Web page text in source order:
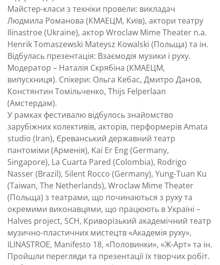
Майстер-класи з техніки провели: викладач
Людмила Романова (КМАЕЦМ, Київ), актори театру
Ilinastroe (Ukraine), актор Wroclaw Mime Theater n.a.
Henrik Tomaszewski Mateysz Kowalski (Польща) та ін.
Відбулась презентація: Взаємодія музики і руху.
Модератор – Наталія Скрябіна (КМАЕЦМ,
випускниця). Спікери: Ольга Кебас, Дмитро Данов,
Констянтин Томільченко, Thijs Felperlaan
(Амстердам).
У рамках фестивалю відбулось знайомство
зарубіжних колективів, акторів, перформерів Amata
studio (Iran), Єреванський державний театр
пантоміми (Арменія), Kai Er Eng (Germany,
Singapore), La Cuarta Pared (Colombia), Rodrigo
Nasser (Brazil), Silent Rocco (Germany), Yung-Tuan Ku
(Taiwan, The Netherlands), Wroclaw Mime Theater
(Польща) з театрами, що починаються з руху та
окремими виконавцями, що працюють в Україні –
Halves project, SCH, Криворізький академічний театр
музично-пластичних мистецтв «Академія руху»,
ILINASTROE, Manifesto 18, «Половинки», «Ж-Арт» та ін.
Пройшли перегляди та презентації їх творчих робіт.